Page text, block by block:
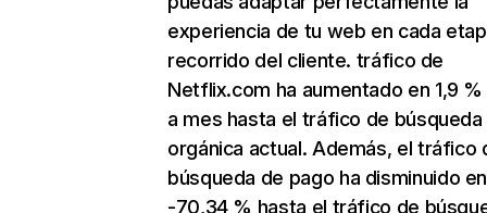
experiencia de tu web en cada
recorrido del cliente. tráfico de
Netflix.com ha aumentado en 1,9
a mes hasta el tráfico de búsqueda
orgánica actual. Además, el tráfico
búsqueda de pago ha disminuido en
-70,34 % hasta el tráfico de